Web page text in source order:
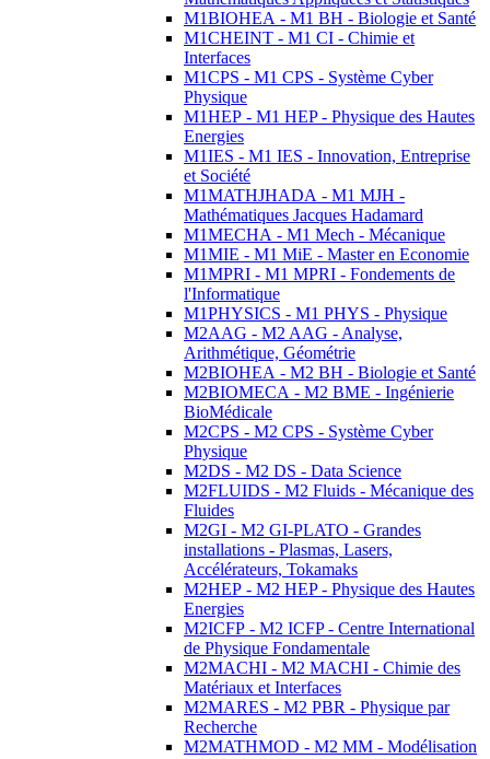
M1BIOHEA - M1 BH - Biologie et Santé
M1CHEINT - M1 CI - Chimie et
Interfaces
M1CPS - M1 CPS - Système Cyber
Physique
M1HEP - M1 HEP - Physique des Hautes
Energies
M1IES - M1 IES - Innovation, Entreprise
et Société
M1MATHJHADA - M1 MJH -
Mathématiques Jacques Hadamard
M1MECHA - M1 Mech - Mécanique
M1MIE - M1 MiE - Master en Economie
M1MPRI - M1 MPRI - Fondements de
l'Informatique
M1PHYSICS - M1 PHYS - Physique
M2AAG - M2 AAG - Analyse,
Arithmétique, Géométrie
M2BIOHEA - M2 BH - Biologie et Santé
M2BIOMECA - M2 BME - Ingénierie
BioMédicale
M2CPS - M2 CPS - Système Cyber
Physique
M2DS - M2 DS - Data Science
M2FLUIDS - M2 Fluids - Mécanique des
Fluides
M2GI - M2 GI-PLATO - Grandes
installations - Plasmas, Lasers,
Accélérateurs, Tokamaks
M2HEP - M2 HEP - Physique des Hautes
Energies
M2ICFP - M2 ICFP - Centre International
de Physique Fondamentale
M2MACHI - M2 MACHI - Chimie des
Matériaux et Interfaces
M2MARES - M2 PBR - Physique par
Recherche
M2MATHMOD - M2 MM - Modélisation